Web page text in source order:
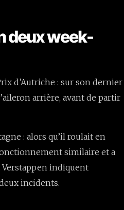
deux week-
d’Autriche : sur son dernier
arrière, avant de partir
: alors qu’il roulait en
similaire et a
Verstappen indiquent
incidents.